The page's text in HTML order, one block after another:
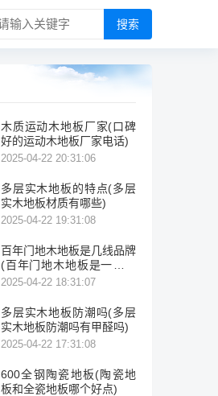
搜索
木质运动木地板厂家(口碑
好的运动木地板厂家电话)
2025-04-22 20:31:06
多层实木地板的特点(多层
实木地板材质有哪些)
2025-04-22 19:31:08
百年门地木地板是几线品牌
(百年门地木地板是一线品
牌吗?)
2025-04-22 18:31:07
多层实木地板防潮吗(多层
实木地板防潮吗有甲醛吗)
2025-04-22 17:31:08
600全钢陶瓷地板(陶瓷地
板和全瓷地板哪个好点)